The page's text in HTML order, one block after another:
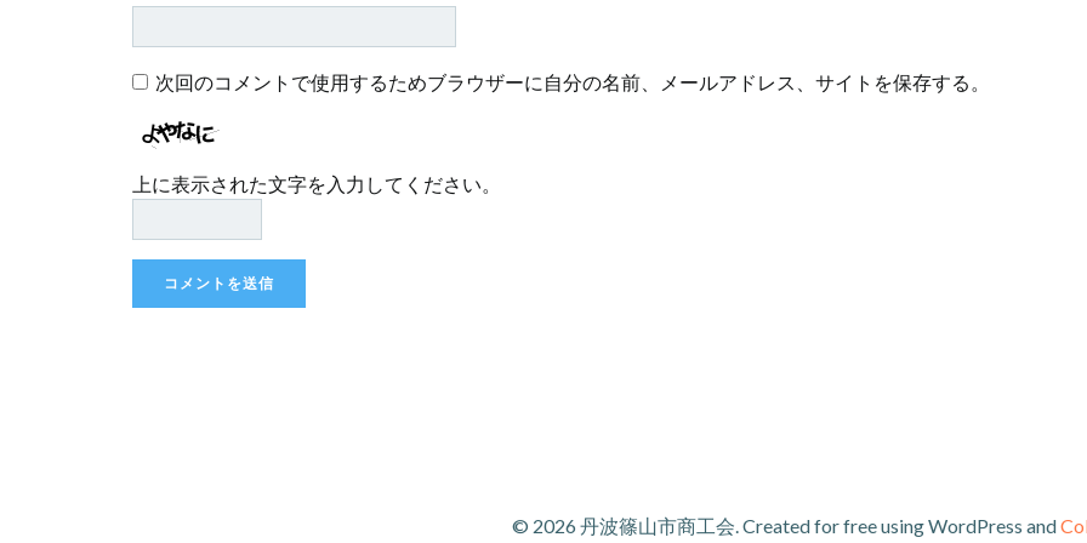
次回のコメントで使用するためブラウザーに自分の名前、メールアドレス、サイトを保存する。
上に表示された文字を入力してください。
© 2026 丹波篠山市商工会. Created for free using WordPress and